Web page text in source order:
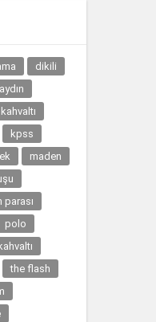
dikili
kahvaltı
kpss
maden
parası
polo
the flash